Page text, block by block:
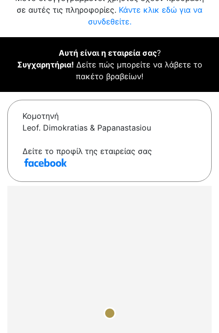
σε αυτές τις πληροφορίες. Κάντε κλικ εδώ για να
συνδεθείτε.
Αυτή είναι η εταιρεία σας?
Συγχαρητήρια! Δείτε πώς μπορείτε να λάβετε το
πακέτο βραβείων!
Κομοτηνή
Leof. Dimokratias & Papanastasiou
Δείτε το προφίλ της εταιρείας σας